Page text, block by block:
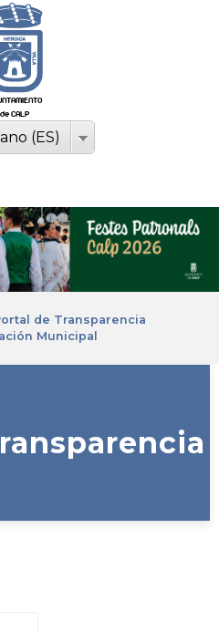
de CALP
(ES)
de Transparencia
Municipal